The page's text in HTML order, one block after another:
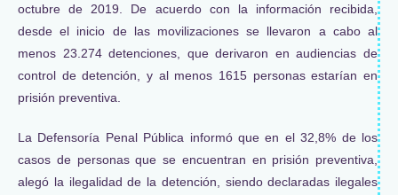
octubre de 2019. De acuerdo con la información recibida,
desde el inicio de las movilizaciones se llevaron a cabo al
menos 23.274 detenciones, que derivaron en audiencias de
control de detención, y al menos 1615 personas estarían en
prisión preventiva.
La Defensoría Penal Pública informó que en el 32,8% de los
casos de personas que se encuentran en prisión preventiva,
alegó la ilegalidad de la detención, siendo declaradas ilegales